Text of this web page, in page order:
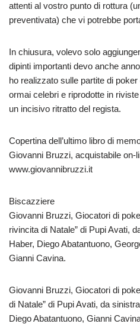
attenti al vostro punto di rottura
preventivata) che vi potrebbe
In chiusura, volevo solo
dipinti importanti devo anche
ho realizzato sulle partite di
ormai celebri e riprodotte in
un incisivo ritratto del regista.
Copertina dell’ultimo libro di
Giovanni Bruzzi, acquistabile on-
www.giovannibruzzi.it
Biscazziere
Giovanni Bruzzi, Giocatori di
rivincita di Natale” di Pupi Avati,
Haber, Diego Abatantuono,
Gianni Cavina.
Giovanni Bruzzi, Giocatori di
di Natale” di Pupi Avati, da
Diego Abatantuono, Gianni